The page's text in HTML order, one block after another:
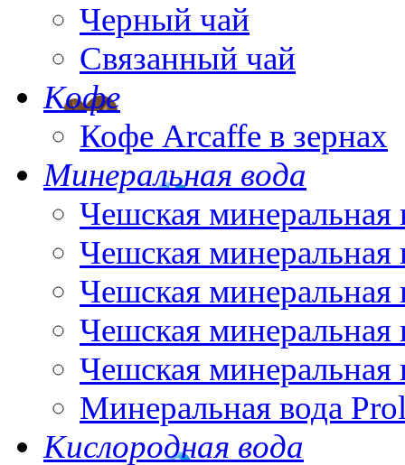
Черный чай
Связанный чай
Кофе
Кофе Arcaffe в зернах
Минеральная вода
Чешская минеральная
Чешская минеральная
Чешская минеральная
Чешская минеральная
Чешская минеральная
Минеральная вода
Кислородная вода